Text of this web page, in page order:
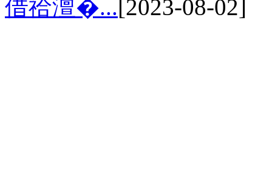
借祫澶�...[2023-08-02]